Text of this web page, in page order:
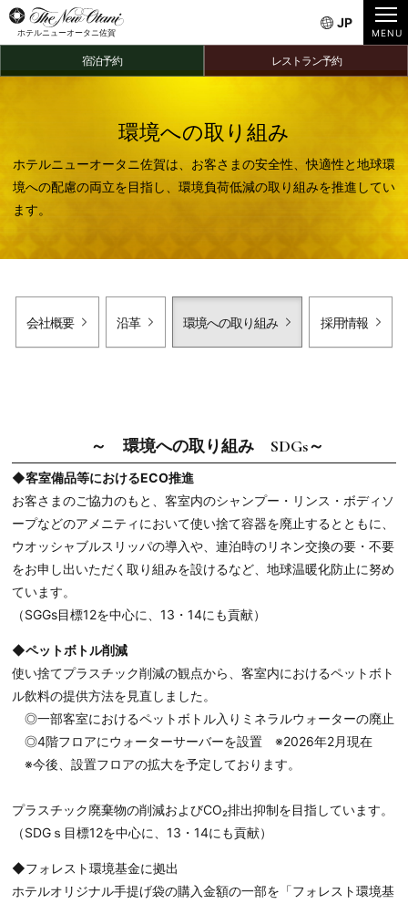
ホテルニューオータニ佐賀
JP
宿泊予約 レストラン予約
環境への取り組み
ホテルニューオータニ佐賀は、お客さまの安全性、快適性と地球環
境への配慮の両立を目指し、環境負荷低減の取り組みを推進してい
ます。
会社概要 沿革 環境への取り組み 採用情報
～ 環境への取り組み SDGs～
◆客室備品等におけるECO推進
お客さまのご協力のもと、客室内のシャンプー・リンス・ボディソ
ープなどのアメニティにおいて使い捨て容器を廃止するとともに、
ウオッシャブルスリッパの導入や、連泊時のリネン交換の要・不要
をお申し出いただく取り組みを設けるなど、地球温暖化防止に努め
ています。
（SGGs目標12を中心に、13・14にも貢献）
◆ペットボトル削減
使い捨てプラスチック削減の観点から、客室内におけるペットボト
ル飲料の提供方法を見直しました。
◎一部客室におけるペットボトル入りミネラルウォーターの廃止
◎4階フロアにウォーターサーバーを設置 ※2026年2月現在
※今後、設置フロアの拡大を予定しております。
プラスチック廃棄物の削減およびCO₂排出抑制を目指しています。
（SDGｓ目標12を中心に、13・14にも貢献）
◆フォレスト環境基金に拠出
ホテルオリジナル手提げ袋の購入金額の一部を「フォレスト環境基